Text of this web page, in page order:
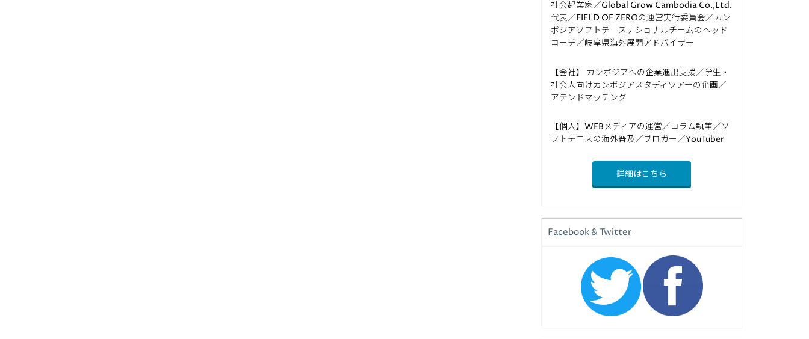
社会起業家／Global Grow Cambodia Co.,Ltd.
代表／FIELD OF ZEROの運営実行委員会／カン
ボジアソフトテニスナショナルチームのヘッド
コーチ／岐阜県海外展開アドバイザー
【会社】 カンボジアへの企業進出支援／学生・
社会人向けカンボジアスタディツアーの企画／
アテンドマッチング
【個人】WEBメディアの運営／コラム執筆／ソ
フトテニスの海外普及／ブロガー／YouTuber
詳細はこちら
Facebook & Twitter